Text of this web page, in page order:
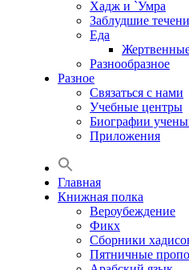
Хадж и `Умра
Заблудшие
Еда
Разнообразное
Разное
Связаться с нами
Учебные центры
Биографии
Приложения
Главная
Книжная полка
Вероубеждение
Фикх
Сборники
Пятничные